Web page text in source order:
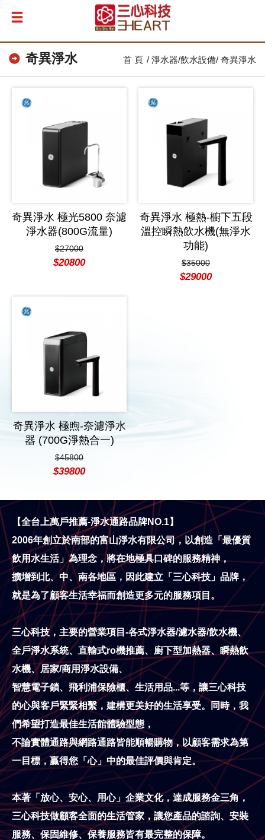
奇異淨水 首 頁 淨水器/飲水設備 奇異淨水
奇異淨水 極光5800 奈濾
淨水器(800G流量)
$27000
$20800
奇異淨水 極熱-櫥下五段
溫控瞬熱飲水機(無淨水
功能)
$35000
$29000
奇異淨水 極煦-奈濾淨水
器 (700G淨熱合一)
$45800
$39800
【全台上萬戶推薦-淨水通路品牌NO.1】
2006年創立於南部的富山淨水有限公司，以創造「最優質
飲用水生活」為理念，將在地極具口碑的服務精神，
擴增到北、中、南各地區，因此建立「三心科技」品牌，
就是為了顧客生活幸福而創造更多元的服務項目。
三心科技，主要的營業項目-各式淨水器/濾水器/飲水機、
全戶淨水系統、直輸式ro機推薦、 廚下型加熱器、瞬熱飲
水機、居家/商用淨水設備、
智慧電子鎖、飛利浦保險櫃、生活用品...等， 讓三心科技
的心與客戶緊緊相繫，建構更美好的生活享受。同時，我
們希望打造最佳生活館體驗型態，
不論實體通路與網路通路皆能順暢購物，以顧客需求為第
一目標，贏得您「心」中的最佳評價與肯定。
本著「放心、安心、用心」企業文化，達成服務金三角，
三心科技做顧客全面的生活管家，讓您產品的諮詢、安裝
服務、保固維修、保養服務皆有最完整的保障。